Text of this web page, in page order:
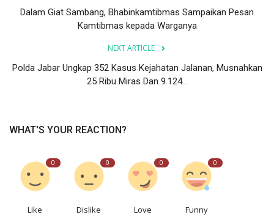
Dalam Giat Sambang, Bhabinkamtibmas Sampaikan Pesan
Kamtibmas kepada Warganya
NEXT ARTICLE
Polda Jabar Ungkap 352 Kasus Kejahatan Jalanan, Musnahkan
25 Ribu Miras Dan 9.124...
WHAT'S YOUR REACTION?
0
Like
0
Dislike
0
Love
0
Funny